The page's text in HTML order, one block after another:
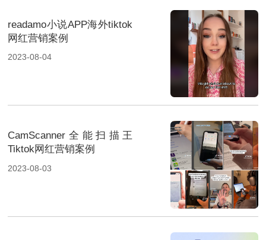
readamo小说APP海外tiktok
网红营销案例
2023-08-04
CamScanner全能扫描王
Tiktok网红营销案例
2023-08-03